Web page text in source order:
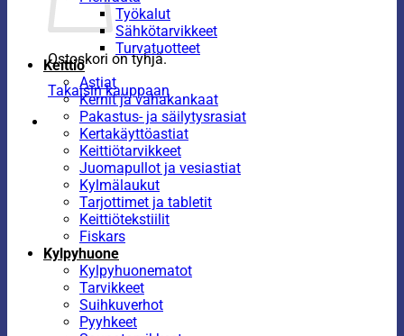
Ostoskori on tyhjä.
Takaisin kauppaan
Työkalut
Sähkötarvikkeet
Turvatuotteet
Keittiö
Astiat
Kernit ja vahakankaat
Pakastus- ja säilytysrasiat
Kertakäyttöastiat
Keittiötarvikkeet
Juomapullot ja vesiastiat
Kylmälaukut
Tarjottimet ja tabletit
Keittiötekstiilit
Fiskars
Kylpyhuone
Kylpyhuonematot
Tarvikkeet
Suihkuverhot
Pyyhkeet